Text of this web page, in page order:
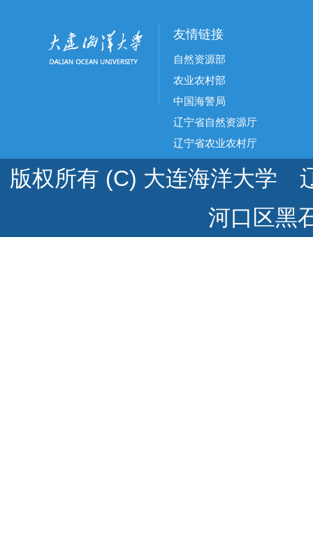
友情链接
自然资源部
农业农村部
中国海警局
辽宁省自然资源厅
辽宁省农业农村厅
版权所有 (C) 大连海洋大学
河口区黑